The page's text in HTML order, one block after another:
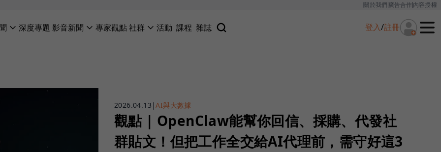
關於我們廣告合作內容授權
深度專題 影音新聞 專家觀點社群 活動 課程 雜誌 登入/註冊
2026.04.13 |AI與大數據
觀點 | OpenClaw能幫你回信、採購、代發社
群貼文！但把工作全交給AI代理前，需守好這3